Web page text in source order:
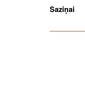
Saziņai